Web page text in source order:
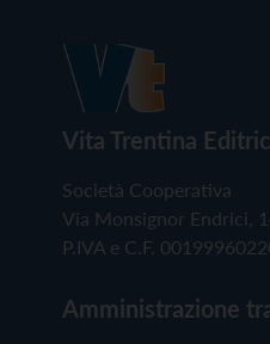
Vita Trentina
Società Cooperativa
Via Monsignor Endrici,
P.IVA e C.F.
Amministrazione